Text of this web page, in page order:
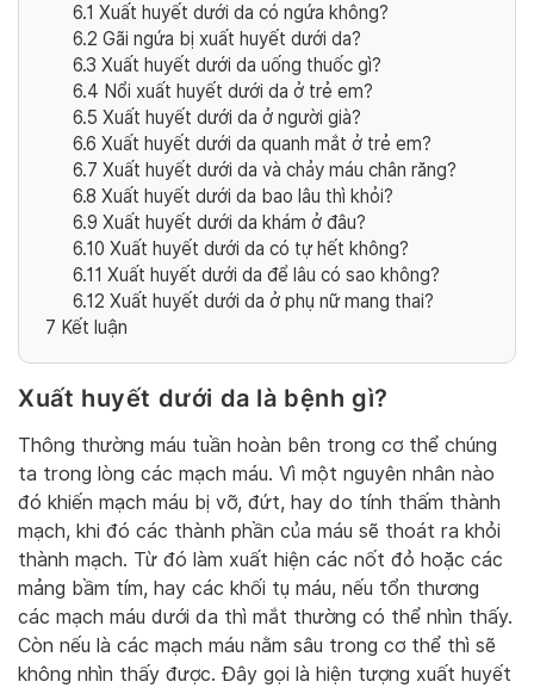
6.1 Xuất huyết dưới da có ngứa không?
6.2 Gãi ngứa bị xuất huyết dưới da?
6.3 Xuất huyết dưới da uống thuốc gì?
6.4 Nổi xuất huyết dưới da ở trẻ em?
6.5 Xuất huyết dưới da ở người già?
6.6 Xuất huyết dưới da quanh mắt ở trẻ em?
6.7 Xuất huyết dưới da và chảy máu chân răng?
6.8 Xuất huyết dưới da bao lâu thì khỏi?
6.9 Xuất huyết dưới da khám ở đâu?
6.10 Xuất huyết dưới da có tự hết không?
6.11 Xuất huyết dưới da để lâu có sao không?
6.12 Xuất huyết dưới da ở phụ nữ mang thai?
7 Kết luận
Xuất huyết dưới da là bệnh gì?
Thông thường máu tuần hoàn bên trong cơ thể chúng
ta trong lòng các mạch máu. Vì một nguyên nhân nào
đó khiến mạch máu bị vỡ, đứt, hay do tính thấm thành
mạch, khi đó các thành phần của máu sẽ thoát ra khỏi
thành mạch. Từ đó làm xuất hiện các nốt đỏ hoặc các
mảng bầm tím, hay các khối tụ máu, nếu tổn thương
các mạch máu dưới da thì mắt thường có thể nhìn thấy.
Còn nếu là các mạch máu nằm sâu trong cơ thể thì sẽ
không nhìn thấy được. Đây gọi là hiện tượng xuất huyết